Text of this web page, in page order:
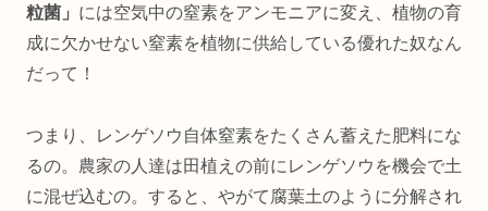
粒菌」 には空気中の窒素をアンモニアに変え、植物の育
成に欠かせない窒素を植物に供給している優れた奴なん
だって！
つまり、レンゲソウ自体窒素をたくさん蓄えた肥料にな
るの。農家の人達は田植えの前にレンゲソウを機会で土
に混ぜ込むの。すると、やがて腐葉土のように分解され